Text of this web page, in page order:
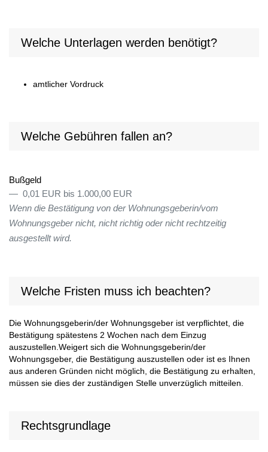
Welche Unterlagen werden benötigt?
amtlicher Vordruck
Welche Gebühren fallen an?
Bußgeld
0,01 EUR bis 1.000,00 EUR
Wenn die Bestätigung von der Wohnungsgeberin/vom
Wohnungsgeber nicht, nicht richtig oder nicht rechtzeitig
ausgestellt wird.
Welche Fristen muss ich beachten?
Die Wohnungsgeberin/der Wohnungsgeber ist verpflichtet, die
Bestätigung spätestens 2 Wochen nach dem Einzug
auszustellen.Weigert sich die Wohnungsgeberin/der
Wohnungsgeber, die Bestätigung auszustellen oder ist es Ihnen
aus anderen Gründen nicht möglich, die Bestätigung zu erhalten,
müssen sie dies der zuständigen Stelle unverzüglich mitteilen.
Rechtsgrundlage